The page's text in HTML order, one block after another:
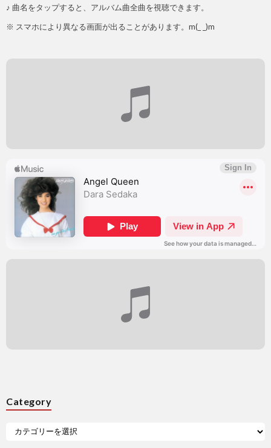
♪ 曲名をタップすると、アルバム曲全曲を視聴できます。
※ スマホにより異なる画面が出ることがあります。m(_ _)m
Category